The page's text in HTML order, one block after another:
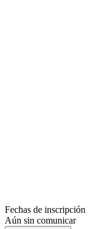
Fechas de inscripción
Aún sin comunicar